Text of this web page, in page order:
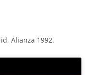
Alianza 1992.